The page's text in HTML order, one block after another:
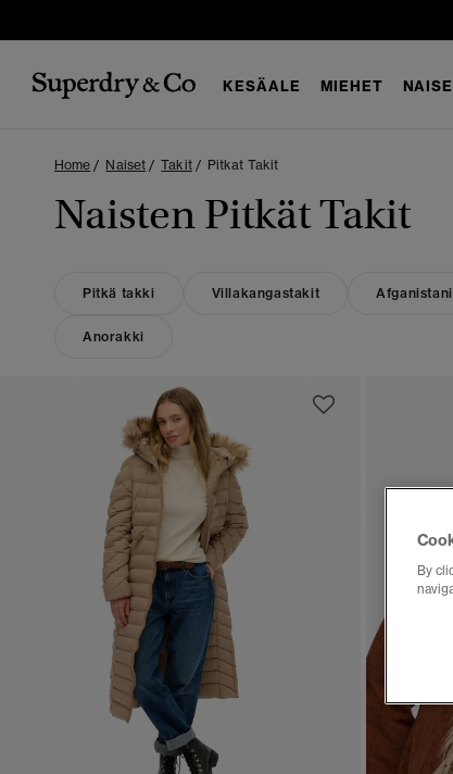
KESÄALE MIEHET
Home Naiset Takit Pitkat Takit
Naisten Pitkät Takit
Pitkä takki Villakangastakit
Anorakki
By